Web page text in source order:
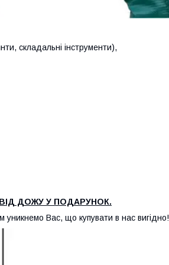
складальні інструменти),
ДОЖУ У ПОДАРУНОК.
уникнемо Вас, що купувати в нас вигідно!